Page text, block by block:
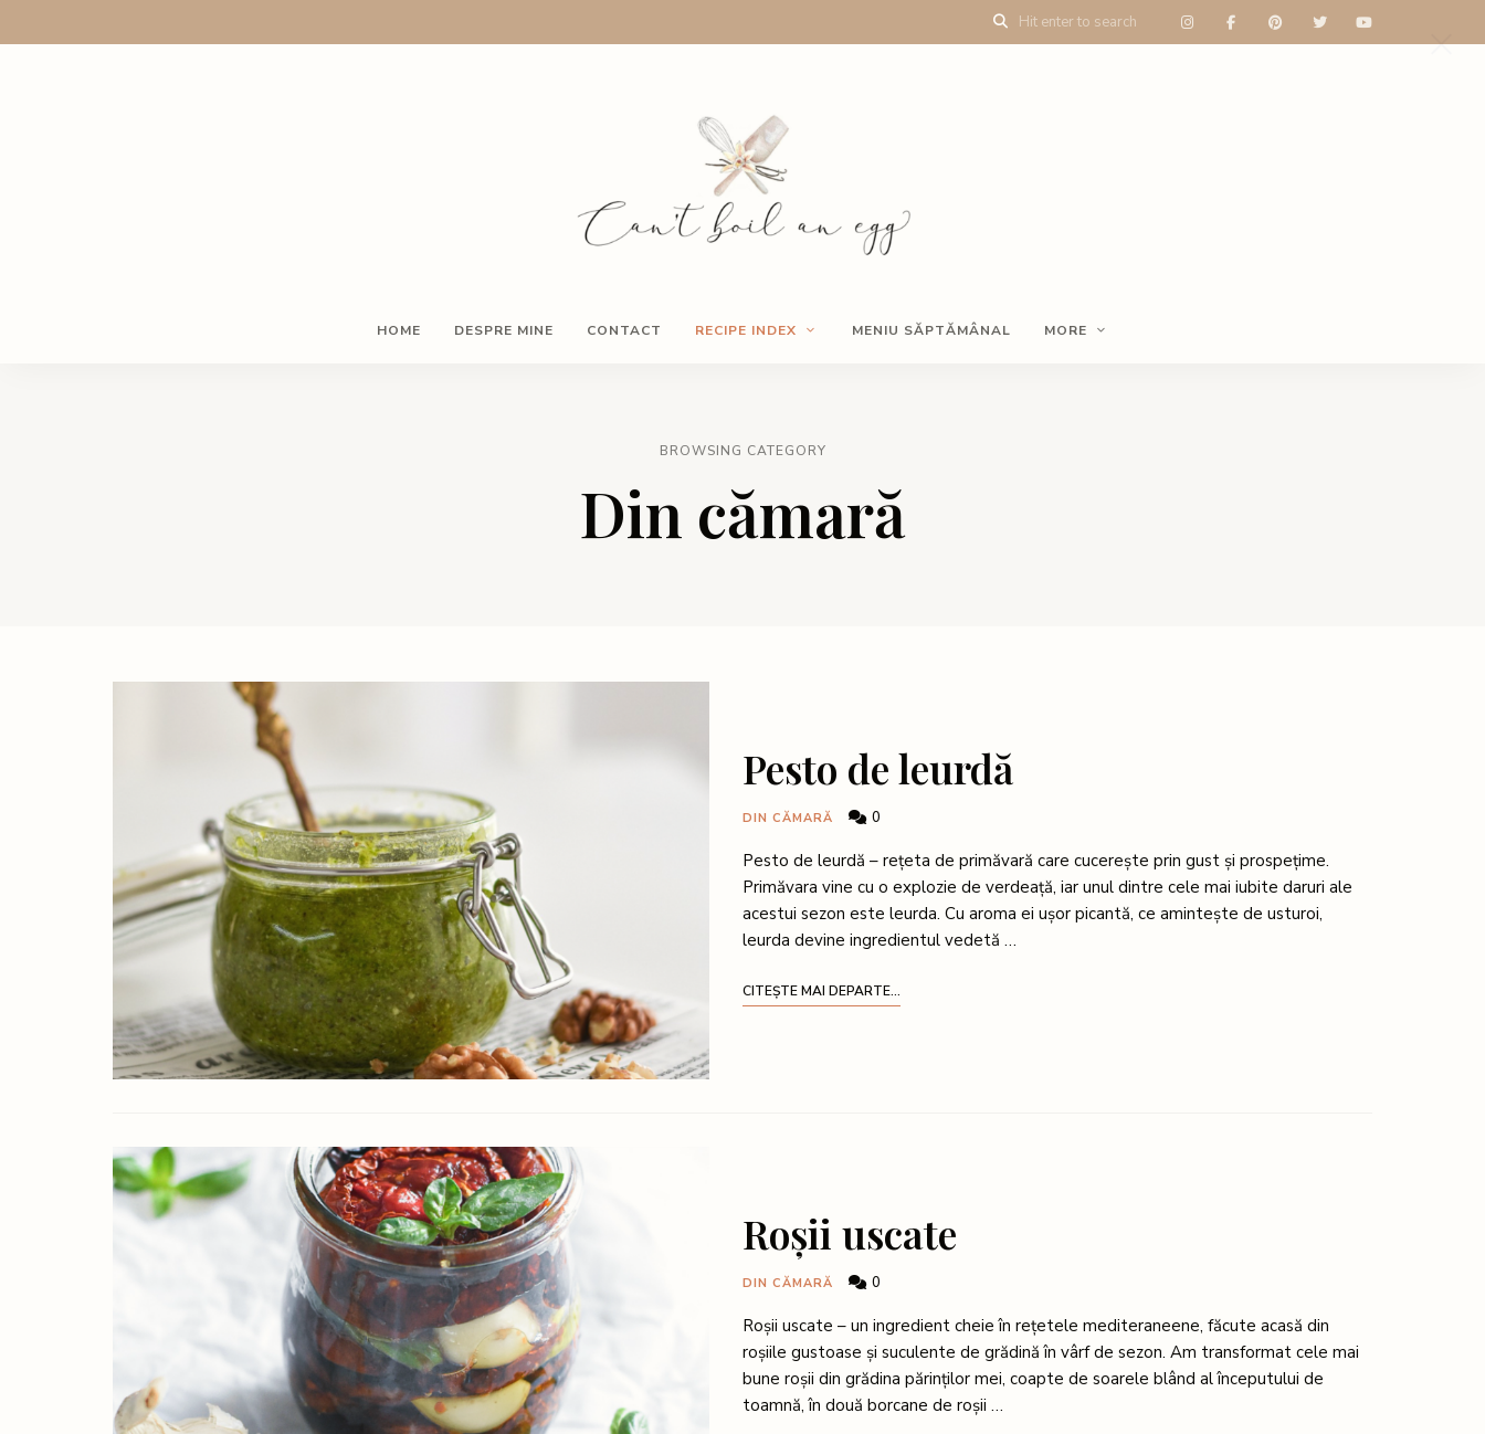
Can't
egg
blog
HOME DESPRE MINE CONTACT RECIPE INDEX MENIU SĂPTĂMÂNAL MORE
BROWSING CATEGORY
Din cămară
Pesto de leurdă
DIN CĂMARĂ 0
Pesto de leurdă – rețeta de primăvară care cucerește prin gust și prospețime.
Primăvara vine cu o explozie de verdeață, iar unul dintre cele mai iubite daruri ale
acestui sezon este leurda. Cu aroma ei ușor picantă, ce amintește de usturoi,
leurda devine ingredientul vedetă …
CITEȘTE MAI DEPARTE...
Roșii uscate
DIN CĂMARĂ 0
Roșii uscate – un ingredient cheie în rețetele mediteraneene, făcute acasă din
roșiile gustoase și suculente de grădină în vârf de sezon. Am transformat cele mai
bune roșii din grădina părinților mei, coapte de soarele blând al începutului de
toamnă, în două borcane de roșii …